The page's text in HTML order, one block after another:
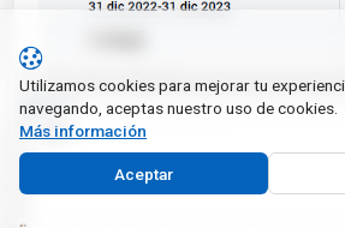
Utilizamos cookies para mejorar tu
navegando, aceptas nuestro uso de cookies.
Más información
Aceptar